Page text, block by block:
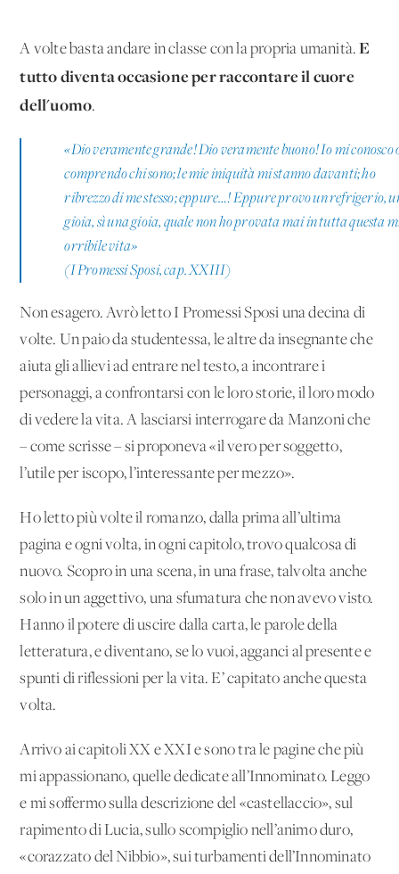
A volte basta andare in classe con la propria umanità.E
tutto diventa occasione per raccontare il cuore
dell'uomo.
«Dio veramente grande! Dio veramente buono! Io mi conosco
comprendo chi sono; le mie iniquità mi stanno davanti; ho
ribrezzo di me stesso; eppure…! Eppure provo un refrigerio,
gioia, sì una gioia, quale non ho provata mai in tutta questa
orribile vita»
(I Promessi Sposi, cap. XXIII)
Non esagero. Avrò letto I Promessi Sposi una decina di
volte. Un paio da studentessa, le altre da insegnante che
aiuta gli allievi ad entrare nel testo, a incontrare i
personaggi, a confrontarsi con le loro storie, il loro modo
di vedere la vita. A lasciarsi interrogare da Manzoni che
– come scrisse – si proponeva «il vero per soggetto,
l’utile per iscopo, l’interessante per mezzo».
Ho letto più volte il romanzo, dalla prima all’ultima
pagina e ogni volta, in ogni capitolo, trovo qualcosa di
nuovo. Scopro in una scena, in una frase, talvolta anche
solo in un aggettivo, una sfumatura che non avevo visto.
Hanno il potere di uscire dalla carta, le parole della
letteratura, e diventano, se lo vuoi, agganci al presente e
spunti di riflessioni per la vita. E’ capitato anche questa
volta.
Arrivo ai capitoli XX e XXI e sono tra le pagine che più
mi appassionano, quelle dedicate all’Innominato. Leggo
e mi soffermo sulla descrizione del «castellaccio», sul
rapimento di Lucia, sullo scompiglio nell’animo duro,
«corazzato del Nibbio», sui turbamenti dell’Innominato